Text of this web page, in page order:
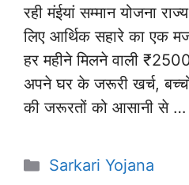
रही मंईयां सम्मान योजना
लिए आर्थिक सहारे का एक
हर महीने मिलने वाली
अपने घर के जरूरी खर्च, बच्चों
की जरूरतों को आसानी से …
Categories
Sarkari Yojana